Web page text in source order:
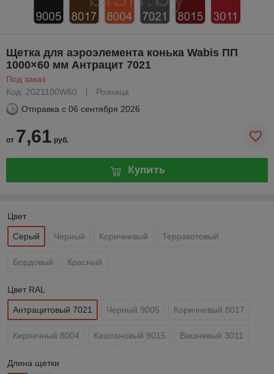
Щетка для аэроэлемента конька Wabis ПП
1000×60 мм Антрацит 7021
Под заказ
Код: 2021100W60
Розница
Отправка с 06 сентября 2026
от 7,61 руб.
Купить
Цвет
Серый Черный Коричневый Терракотовый
Бордовый Красный
Цвет RAL
Антрацитовый 7021 Черный 9005 Коричневый 8017
Кирпичный 8004 Каштановый 8015 Вишневый 3011
Длина щетки